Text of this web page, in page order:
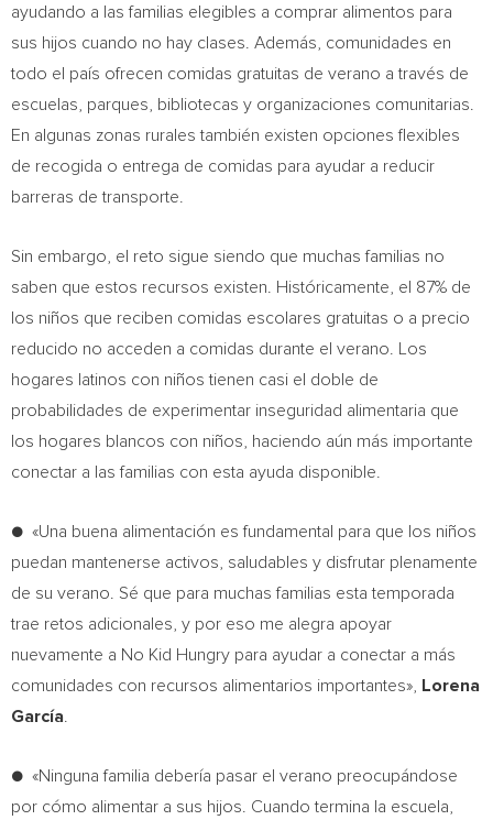
ayudando a las familias elegibles a comprar alimentos para
sus hijos cuando no hay clases. Además, comunidades en
todo el país ofrecen comidas gratuitas de verano a través de
escuelas, parques, bibliotecas y organizaciones comunitarias.
En algunas zonas rurales también existen opciones flexibles
de recogida o entrega de comidas para ayudar a reducir
barreras de transporte.
Sin embargo, el reto sigue siendo que muchas familias no
saben que estos recursos existen. Históricamente, el 87% de
los niños que reciben comidas escolares gratuitas o a precio
reducido no acceden a comidas durante el verano. Los
hogares latinos con niños tienen casi el doble de
probabilidades de experimentar inseguridad alimentaria que
los hogares blancos con niños, haciendo aún más importante
conectar a las familias con esta ayuda disponible.
● «Una buena alimentación es fundamental para que los niños
puedan mantenerse activos, saludables y disfrutar plenamente
de su verano. Sé que para muchas familias esta temporada
trae retos adicionales, y por eso me alegra apoyar
nuevamente a No Kid Hungry para ayudar a conectar a más
comunidades con recursos alimentarios importantes»,
Lorena
García
● «Ninguna familia debería pasar el verano preocupándose
por cómo alimentar a sus hijos. Cuando termina la escuela,